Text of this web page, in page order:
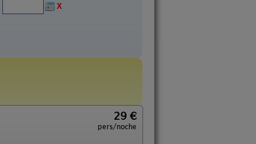
X
29 €
pers/noche